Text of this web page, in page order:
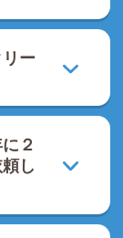
ー
２
し